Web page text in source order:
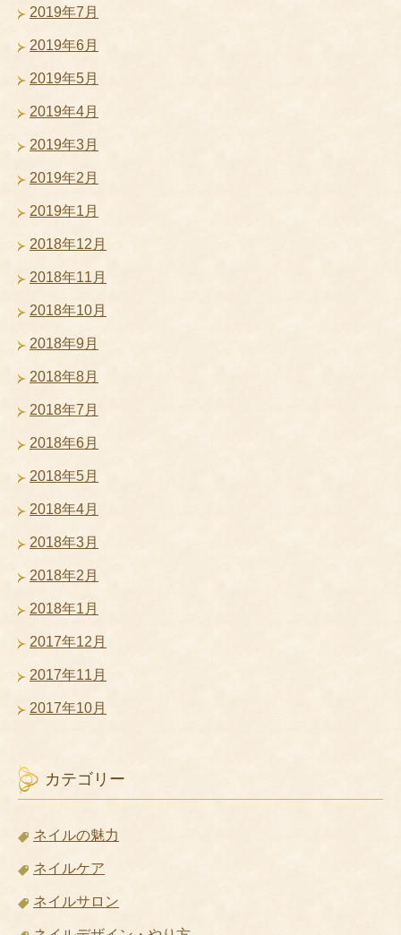
2019年7月
2019年6月
2019年5月
2019年4月
2019年3月
2019年2月
2019年1月
2018年12月
2018年11月
2018年10月
2018年9月
2018年8月
2018年7月
2018年6月
2018年5月
2018年4月
2018年3月
2018年2月
2018年1月
2017年12月
2017年11月
2017年10月
カテゴリー
ネイルの魅力
ネイルケア
ネイルサロン